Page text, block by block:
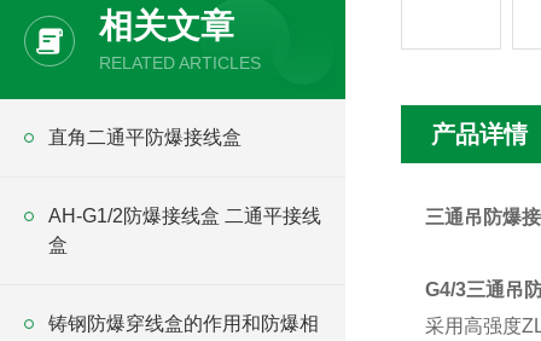
相关文章
RELATED ARTICLES
直角二通平防爆接线盒
AH-G1/2防爆接线盒 二通平接线
盒
铸钢防爆穿线盒的作用和防爆相
产品详情
三通吊防爆
G4/3三通吊
采用高强度